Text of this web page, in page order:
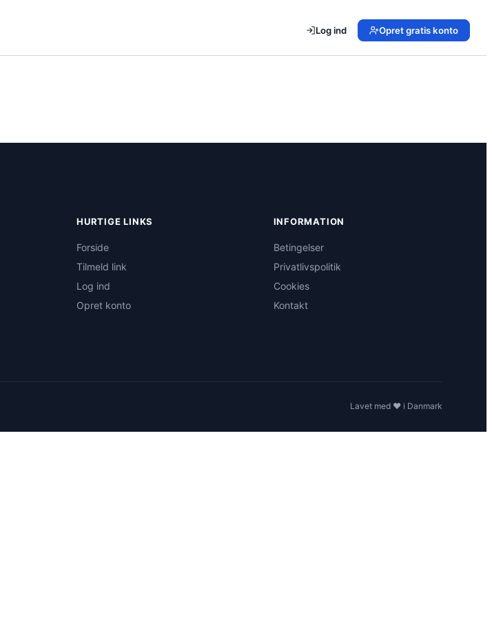
Log ind Opret gratis konto
HURTIGE LINKS
Forside
Tilmeld link
Log ind
Opret konto
INFORMATION
Betingelser
Privatlivspolitik
Cookies
Kontakt
Lavet med ❤️ i Danmark